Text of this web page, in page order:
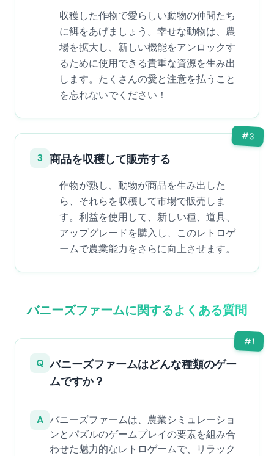
収穫した作物で愛らしい動物の仲間たち
に餌をあげましょう。幸せな動物は、農
場を拡大し、新しい機能をアンロックす
るために使用できる貴重な資源を生み出
します。たくさんの愛と注意を払うこと
を忘れないでください！
#3
3 商品を収穫して販売する
作物が熟し、動物が商品を生み出した
ら、それらを収穫して市場で販売しま
す。利益を使用して、新しい種、道具、
アップグレードを購入し、このレトロゲ
ームで農業能力をさらに向上させます。
バニーズファームに関するよくある質問
#1
Q バニーズファームはどんな種類のゲー
ムですか？
A バニーズファームは、農業シミュレーショ
ンとパズルのゲームプレイの要素を組み合
わせた魅力的なレトロゲームで、リラック